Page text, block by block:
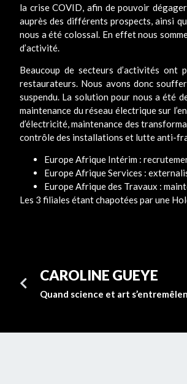
la crise COVID, afin de pouvoir
auprès des différents prospects, ainsi
nous a été colossal. En effet nous
d’activité.
Beaucoup de secteurs d’activités
restaurateurs. Nous avons donc
suspendu. La solution pour nous a été
maintenance du réseau électrique sur
d’électricité, maintenance des
contrôle des installations et lutte anti-
Europe Afrique Intérim :
Europe Afrique Services :
Europe Afrique des Travaux :
Les 3 filiales étant chapotées par une
CAROLINE GUEYE
Quand science et art